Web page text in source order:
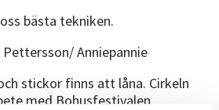
bästa tekniken.
Pettersson/ Anniepannie
stickor finns att låna. Cirkeln
med Bohusfestivalen